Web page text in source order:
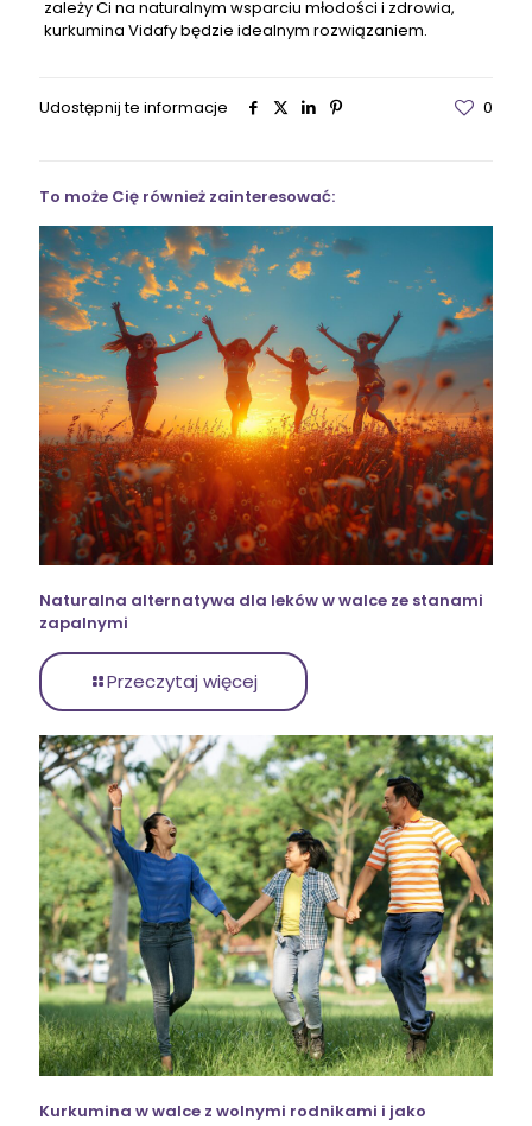
zależy Ci na naturalnym wsparciu młodości i zdrowia,
kurkumina Vidafy będzie idealnym rozwiązaniem.
Udostępnij te informacje 0
To może Cię również zainteresować:
Naturalna alternatywa dla leków w walce ze stanami
zapalnymi
Przeczytaj więcej
Kurkumina w walce z wolnymi rodnikami i jako